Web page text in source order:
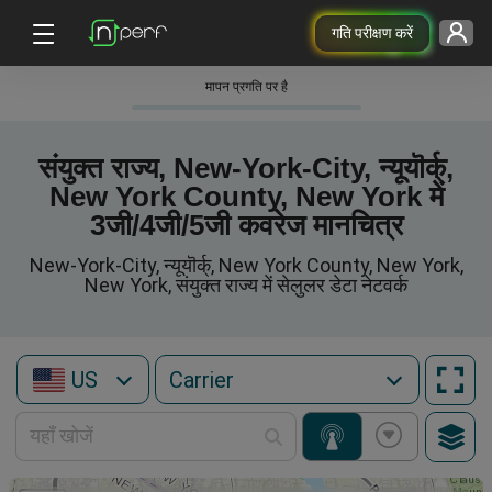
गति परीक्षण करें
मापन प्रगति पर है
संयुक्त राज्य, New-York-City, न्यूयॊर्क्,
New York County, New York में
3जी/4जी/5जी कवरेज मानचित्र
New-York-City, न्यूयॊर्क्, New York County, New York,
New York, संयुक्त राज्य में सेलुलर डेटा नेटवर्क
US